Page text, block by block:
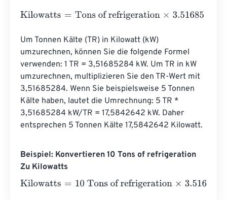
Kilowatts=Tons of refrigeration×3.51685
Um Tonnen Kälte (TR) in Kilowatt (kW)
umzurechnen, können Sie die folgende Formel
verwenden: 1 TR = 3,51685284 kW. Um TR in kW
umzurechnen, multiplizieren Sie den TR-Wert mit
3,51685284. Wenn Sie beispielsweise 5 Tonnen
Kälte haben, lautet die Umrechnung: 5 TR *
3,51685284 kW/TR = 17,5842642 kW. Daher
entsprechen 5 Tonnen Kälte 17,5842642 Kilowatt.
Beispiel: Konvertieren 10 Tons of refrigeration
Zu Kilowatts
Kilowatts=10 Tons of refrigeration×3.51685= 35.1685